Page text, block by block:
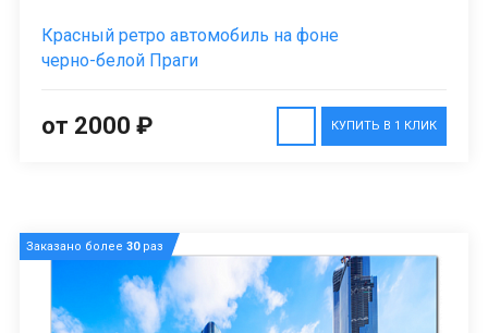
Красный ретро автомобиль на фоне
черно-белой Праги
КУПИТЬ В 1 КЛИК
от 2000 ₽
Заказано более 30раз